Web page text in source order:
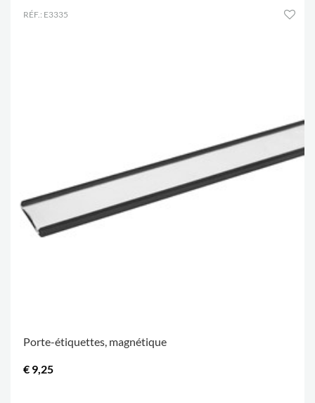
RÉF.: E3335
Porte-étiquettes, magnétique
€ 9,25